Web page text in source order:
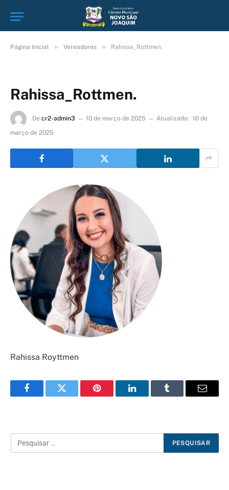
Página Inicial » Vereadores » Rahissa_Rottmen.
Rahissa_Rottmen.
De cr2-admin3 10 de março de 2025 Atualizado: 10 de
março de 2025
Rahissa Royttmen
FacebookTwitter Pinterest LinkedInTumblr
E-